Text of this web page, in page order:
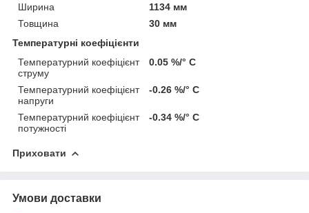
Ширина
1134 мм
Товщина
30 мм
Температурні коефіцієнти
Температурний коефіцієнт
струму
0.05 %/° С
Температурний коефіцієнт
напруги
-0.26 %/° С
Температурний коефіцієнт
потужності
-0.34 %/° С
Приховати
Умови доставки